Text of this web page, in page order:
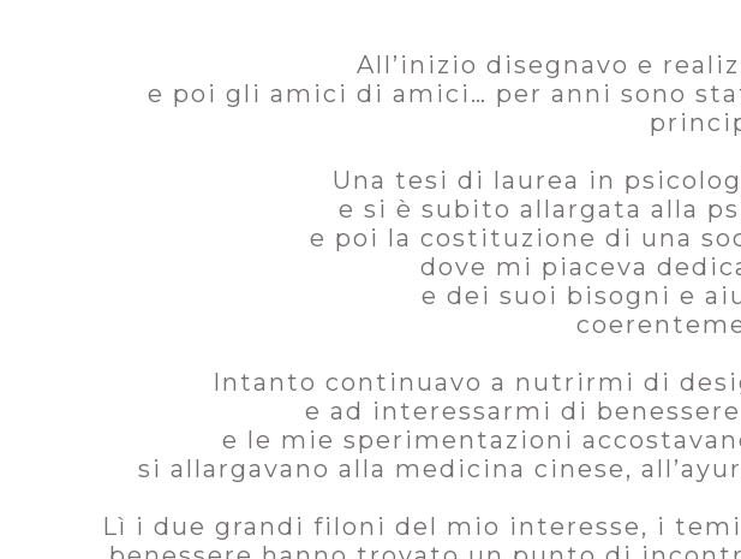
All’inizio disegnavo e
e poi gli amici di amici… per anni sono
Una tesi di laurea in
e si è subito allargata alla
e poi la costituzione di una
dove mi piaceva
e dei suoi bisogni e
Intanto continuavo a nutrirmi di
e ad interessarmi di
e le mie sperimentazioni
si allargavano alla medicina cinese,
Lì i due grandi filoni del mio interesse, i